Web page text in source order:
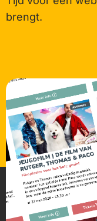
brengt.